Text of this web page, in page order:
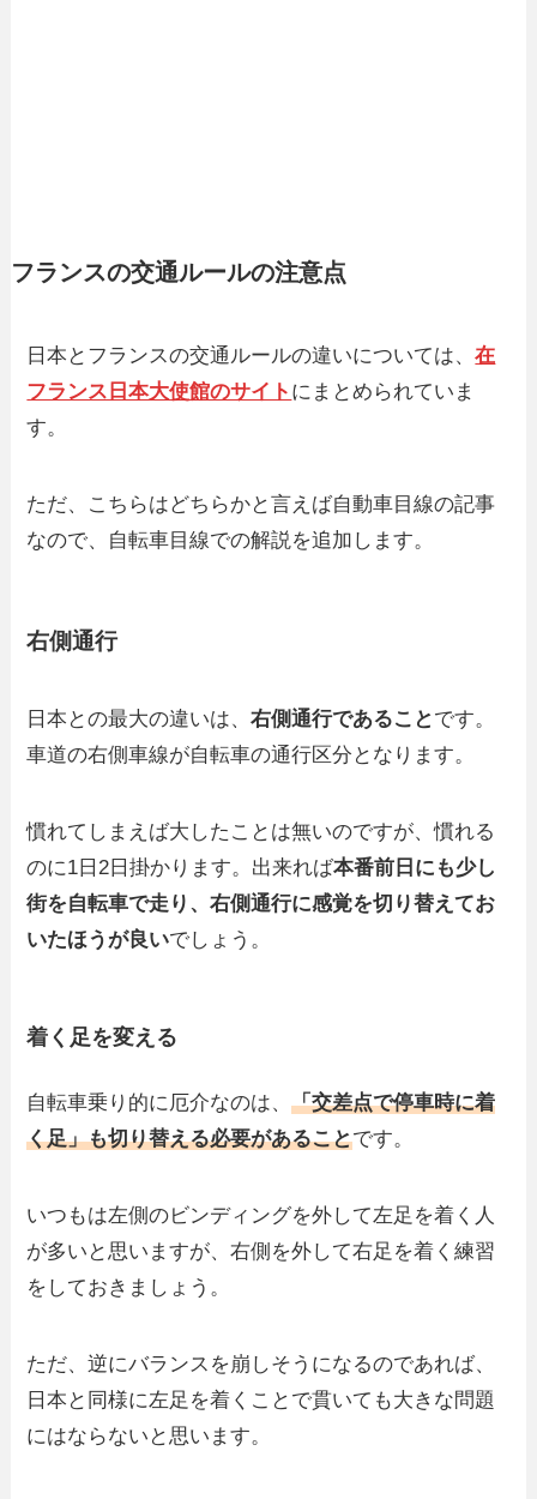
フランスの交通ルールの注意点
日本とフランスの交通ルールの違いについては、在
フランス日本大使館のサイト にまとめられていま
す。
ただ、こちらはどちらかと言えば自動車目線の記事
なので、自転車目線での解説を追加します。
右側通行
日本との最大の違いは、右側通行であること です。
車道の右側車線が自転車の通行区分となります。
慣れてしまえば大したことは無いのですが、慣れる
のに1日2日掛かります。出来れば本番前日にも少し
街を自転車で走り、右側通行に感覚を切り替えてお
いたほうが良いでしょう。
着く足を変える
自転車乗り的に厄介なのは、「交差点で停車時に着
く足」も切り替える必要があることです。
いつもは左側のビンディングを外して左足を着く人
が多いと思いますが、右側を外して右足を着く練習
をしておきましょう。
ただ、逆にバランスを崩しそうになるのであれば、
日本と同様に左足を着くことで貫いても大きな問題
にはならないと思います。